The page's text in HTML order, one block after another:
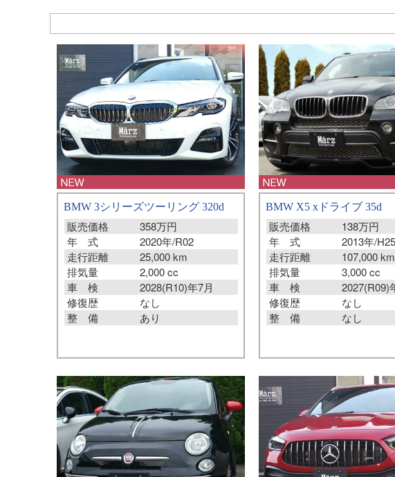
BMW 3シリーズツーリング 320d
販売価格
358万円
年 式
2020年/R02
走行距離
25,000 km
排気量
2,000 cc
車 検
2028(R10)年7月
修復歴
なし
整 備
あり
BMW X5 xドライブ 35d
販売価格
138万円
年 式
2013年/H25
走行距離
107,000 km
排気量
3,000 cc
車 検
2027(R09)
修復歴
なし
整 備
なし